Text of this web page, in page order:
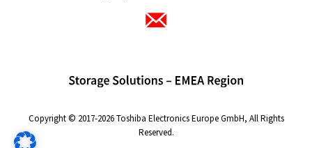
Copyright © 2017-2026 Toshiba Electronics Europe GmbH, All Rights
Reserved.